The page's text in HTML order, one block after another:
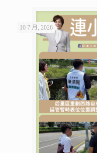
10 7 月, 2026